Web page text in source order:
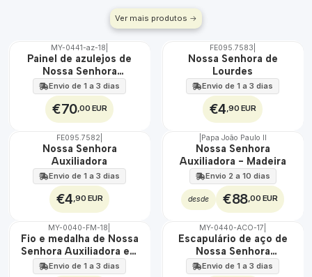
Ver mais produtos
🇵🇹
100%
EXT.
MY-0441-az-18
Painel de azulejos de
Nossa Senhora
Auxiliadora 45 cm x 60
cm
Envio de 1 a 3 dias
€70,00 EUR
FE095.7583
Nossa Senhora de
Lourdes
Envio de 1 a 3 dias
€4,90 EUR
FE095.7582
Nossa Senhora
Auxiliadora
Envio de 1 a 3 dias
€4,90 EUR
Papa João Paulo II
Nossa Senhora
Auxiliadora - Madeira
Envio 2 a 10 dias
desde €88,00 EUR
🇵🇹
100%
ÁGUA
MY-0040-FM-18
Fio e medalha de Nossa
Senhora Auxiliadora em
aço inoxidável
Envio de 1 a 3 dias
🇵🇹
100%
ÁGUA
MY-0440-ACO-17
Escapulário de aço de
Nossa Senhora
Auxiliadora
Envio de 1 a 3 dias